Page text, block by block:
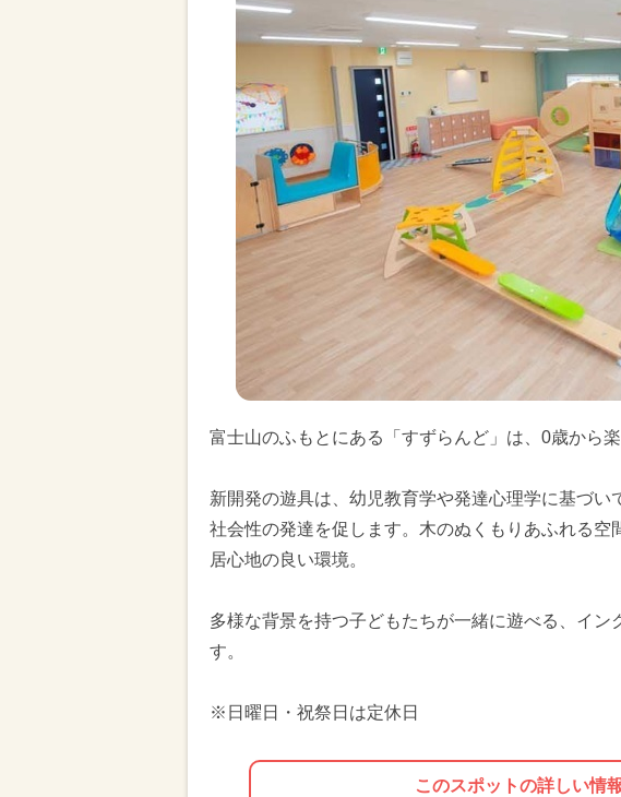
富士山のふもとにある「すずらんど」は、0歳から
新開発の遊具は、幼児教育学や発達心理学に基づ
社会性の発達を促します。木のぬくもりあふれる空
居心地の良い環境。
多様な背景を持つ子どもたちが一緒に遊べる、イン
す。
※日曜日・祝祭日は定休日
このスポットの詳しい情